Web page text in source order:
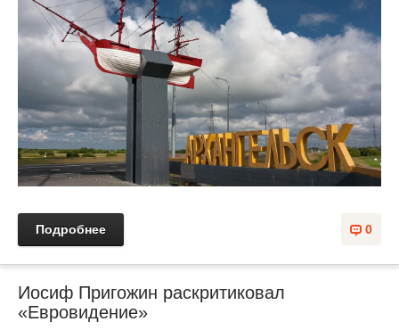
0
Подробнее
Иосиф Пригожин раскритиковал
«Евровидение»